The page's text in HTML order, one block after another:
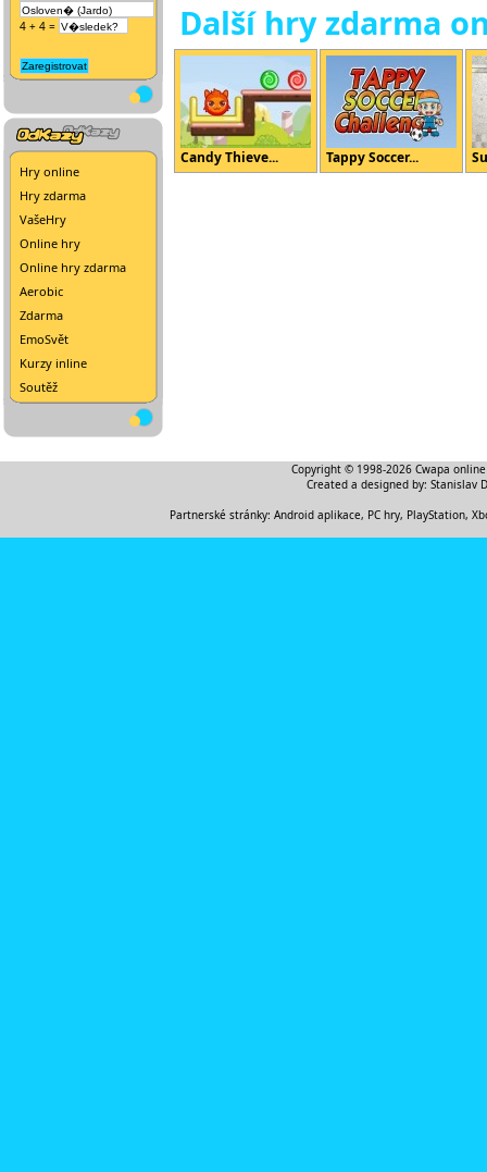
4 + 4 =
Hry online
Hry zdarma
VašeHry
Online hry
Online hry zdarma
Aerobic
Zdarma
EmoSvět
Kurzy inline
Soutěž
Další hry zdarma
Candy Thieve... Tappy Soccer...
Copyright © 1998-2026 Cwapa
Created a designed by: Stanislav
Partnerské stránky: Android aplikace, PC hry, PlayStation,